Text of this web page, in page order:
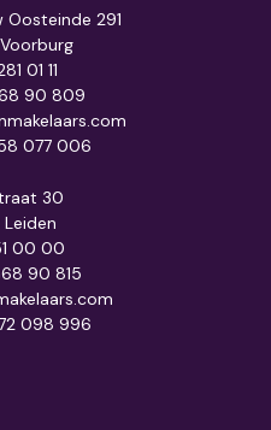
Oosteinde 291
01 11
90 809
077 006
30
Leiden
00 00
90 815
098 996